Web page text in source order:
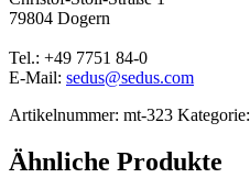
79804 Dogern
Tel.: +49 7751 84-0
E-Mail: sedus@sedus.com
Artikelnummer: mt-323 Kategorie:
Ähnliche Produkte